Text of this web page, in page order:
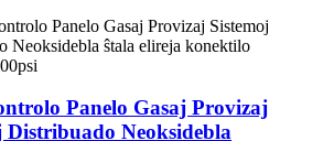
Panelo Gasaj Provizaj
Distribuado Neoksidebla